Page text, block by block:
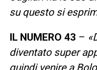
su questo si
IL NUMERO 43 –
diventato super